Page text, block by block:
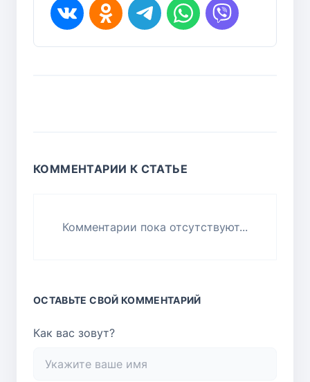
КОММЕНТАРИИ К СТАТЬЕ
Комментарии пока отсутствуют...
ОСТАВЬТЕ СВОЙ КОММЕНТАРИЙ
Как вас зовут?